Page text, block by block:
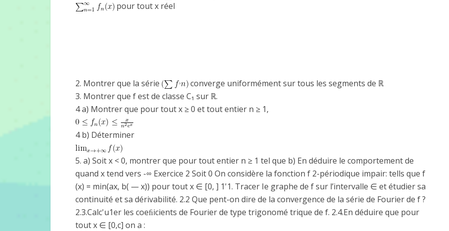
pour tout x réel
2. Montrer que la série
converge uniformément sur tous les segments de ℝ
3. Montrer que f est de classe C₁ sur ℝ.
4 a) Montrer que pour tout x ≥ 0 et tout entier n ≥ 1,
4 b) Déterminer
5. a) Soit x < 0, montrer que pour tout entier n ≥ 1 tel que b) En déduire le comportement de
quand x tend vers -∞ Exercice 2 Soit 0 On considère la fonction f 2-périodique impair: tells que f
(x) = min(ax, b( — x)) pour tout x ∈ [0, ] 1'1. Tracer Ie graphe de f sur l’intervalle ∈ et étudier sa
continuité et sa dérivabilité. 2.2 Que pent-on dire de la convergence de la série de Fourier de f ?
2.3.Calc'u1er les coeﬁicients de Fourier de type trigonomé trique de f. 2.4.En déduire que pour
tout x ∈ [0,c] on a :